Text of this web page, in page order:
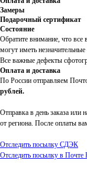
Замеры
Подарочный сертификат
Состояние
Обратите внимание, что
могут иметь
Все важные дефекты
Оплата и доставка
По России отправляем
рублей.
Отправка в день заказа или
от региона. После оплаты
Отследить посылку СДЭК
Отследить посылку в Почте